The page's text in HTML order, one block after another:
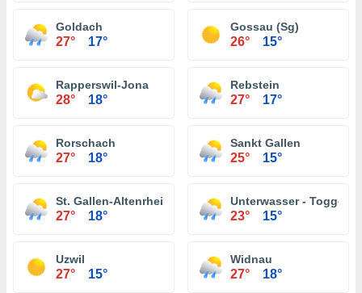
Goldach
27° 17°
Gossau (Sg)
26° 15°
Rapperswil-Jona
28° 18°
Rebstein
27° 17°
Rorschach
27° 18°
Sankt Gallen
25° 15°
St. Gallen-Altenrhein
27° 18°
Unterwasser -
23° 15°
Uzwil
27° 15°
Widnau
27° 18°